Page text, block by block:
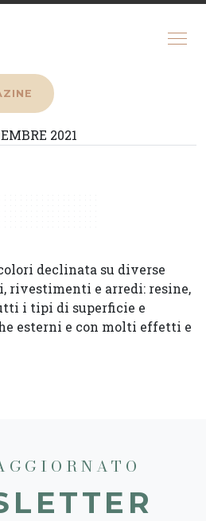
2021
declinata su diverse
rivestimenti e arredi: resine,
i tipi di superficie e
esterni e con molti effetti e